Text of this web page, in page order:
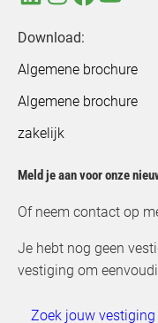
(
V
r
e
s
Download:
Algemene brochure
Algemene brochure
zakelijk
Meld je aan voor onze
Of neem contact op
Je hebt nog geen
vestiging om
Zoek jouw vestiging